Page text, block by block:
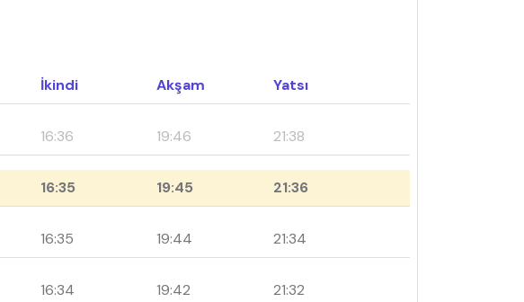
İkindi Akşam Yatsı
16:36 19:46 21:38
16:35 19:45 21:36
16:35 19:44 21:34
16:34 19:42 21:32